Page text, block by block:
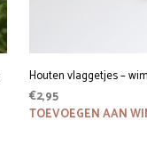
Houten vlaggetjes –
€2,95
TOEVOEGEN AAN